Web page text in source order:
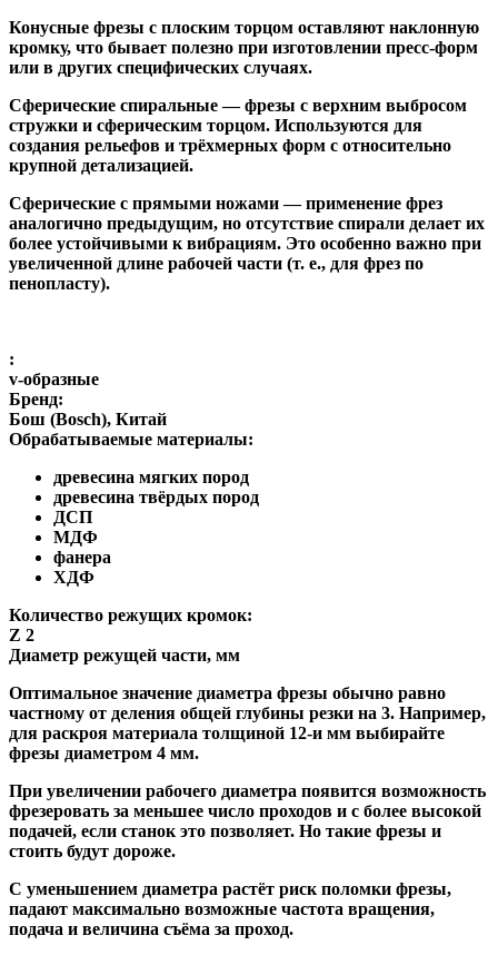
Конусные фрезы с плоским торцом оставляют наклонную
кромку, что бывает полезно при изготовлении пресс-форм
или в других специфических случаях.
Сферические спиральные— фрезы с верхним выбросом
стружки и сферическим торцом. Используются для
создания рельефов и трёхмерных форм с относительно
крупной детализацией.
Сферические с прямыми ножами— применение фрез
аналогично предыдущим, но отсутствие спирали делает их
более устойчивыми к вибрациям. Это особенно важно при
увеличенной длине рабочей части (т. е., для фрез по
пенопласту).
:
v-образные
Бренд:
Бош (Bosch), Китай
Обрабатываемые материалы:
древесина мягких пород
древесина твёрдых пород
ДСП
МДФ
фанера
ХДФ
Количество режущих кромок:
Z 2
Диаметр режущей части, мм
Оптимальное значение диаметра фрезы обычно равно
частному от деления общей глубины резки на 3. Например,
для раскроя материала толщиной 12-и мм выбирайте
фрезы диаметром 4 мм.
При увеличении рабочего диаметра появится возможность
фрезеровать за меньшее число проходов и с более высокой
подачей, если станок это позволяет. Но такие фрезы и
стоить будут дороже.
С уменьшением диаметра растёт риск поломки фрезы,
падают максимально возможные частота вращения,
подача и величина съёма за проход.